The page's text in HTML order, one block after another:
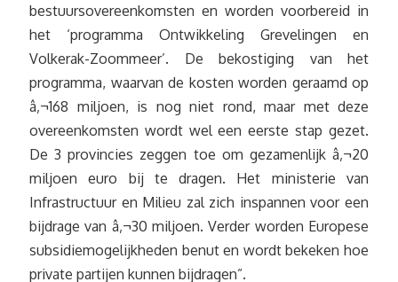
bestuursovereenkomsten en worden voorbereid in
het ‘programma Ontwikkeling Grevelingen en
Volkerak-Zoommeer’. De bekostiging van het
programma, waarvan de kosten worden geraamd op
â‚¬168 miljoen, is nog niet rond, maar met deze
overeenkomsten wordt wel een eerste stap gezet.
De 3 provincies zeggen toe om gezamenlijk â‚¬20
miljoen euro bij te dragen. Het ministerie van
Infrastructuur en Milieu zal zich inspannen voor een
bijdrage van â‚¬30 miljoen. Verder worden Europese
subsidiemogelijkheden benut en wordt bekeken hoe
private partijen kunnen bijdragen”.